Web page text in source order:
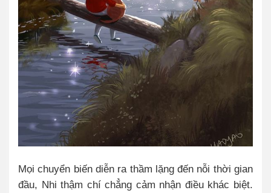
Mọi chuyển biến diễn ra thầm lặng đến nỗi thời gian
đầu, Nhi thậm chí chẳng cảm nhận điều khác biệt.